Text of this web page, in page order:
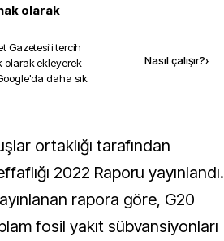
olarak
Gazetesi'i tercih
olarak ekleyerek
daha sık
Nasıl çalışır?›
2022 Raporu yayınlandı.
rapora göre, G20
fosil yakıt sübvansiyonları